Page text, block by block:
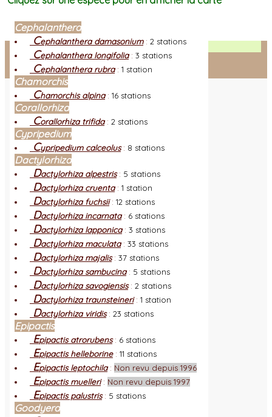
Facebook
Connexion adhérent
Cephalanthera
Cephalanthera damasonium: 2 stations
Cephalanthera longifolia: 3 stations
Cephalanthera rubra: 1 station
Chamorchis
Chamorchis alpina: 16 stations
Corallorhiza
Corallorhiza trifida: 2 stations
Cypripedium
Cypripedium calceolus: 8 stations
Dactylorhiza
Dactylorhiza alpestris: 5 stations
Dactylorhiza cruenta: 1 station
Dactylorhiza fuchsii: 12 stations
Dactylorhiza incarnata: 6 stations
Dactylorhiza lapponica: 3 stations
Dactylorhiza maculata: 33 stations
Dactylorhiza majalis: 37 stations
Dactylorhiza sambucina: 5 stations
Dactylorhiza savogiensis: 2 stations
Dactylorhiza traunsteineri: 1 station
Dactylorhiza viridis: 23 stations
Epipactis
Epipactis atrorubens: 6 stations
Epipactis helleborine: 11 stations
Epipactis leptochila: Non revu depuis 1996
Epipactis muelleri: Non revu depuis 1997
Epipactis palustris: 5 stations
Goodyera